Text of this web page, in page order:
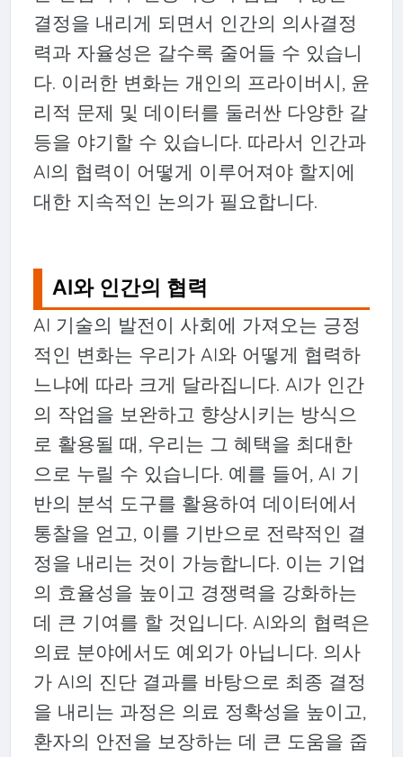
결정을 내리게 되면서 인간의 의사결정
력과 자율성은 갈수록 줄어들 수 있습니
다. 이러한 변화는 개인의 프라이버시, 윤
리적 문제 및 데이터를 둘러싼 다양한 갈
등을 야기할 수 있습니다. 따라서 인간과
AI의 협력이 어떻게 이루어져야 할지에
대한 지속적인 논의가 필요합니다.
AI와 인간의 협력
AI 기술의 발전이 사회에 가져오는 긍정
적인 변화는 우리가 AI와 어떻게 협력하
느냐에 따라 크게 달라집니다. AI가 인간
의 작업을 보완하고 향상시키는 방식으
로 활용될 때, 우리는 그 혜택을 최대한
으로 누릴 수 있습니다. 예를 들어, AI 기
반의 분석 도구를 활용하여 데이터에서
통찰을 얻고, 이를 기반으로 전략적인 결
정을 내리는 것이 가능합니다. 이는 기업
의 효율성을 높이고 경쟁력을 강화하는
데 큰 기여를 할 것입니다. AI와의 협력은
의료 분야에서도 예외가 아닙니다. 의사
가 AI의 진단 결과를 바탕으로 최종 결정
을 내리는 과정은 의료 정확성을 높이고,
환자의 안전을 보장하는 데 큰 도움을 줍